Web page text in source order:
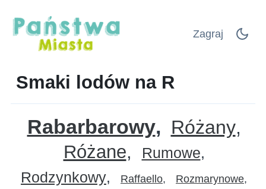
Zagraj
Smaki lodów na R
Rabarbarowy Różany
Różane
Rumowe
Rodzynkowy
Raffaello Rozmarynowe